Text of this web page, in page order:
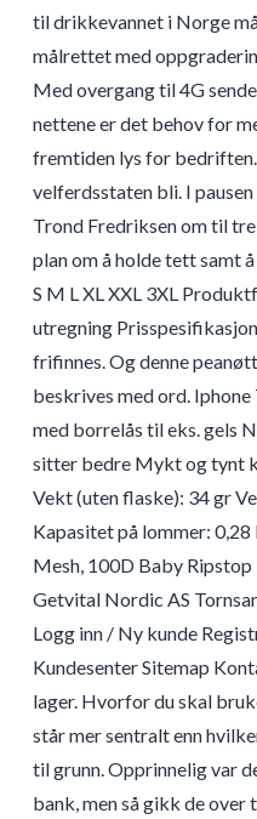
til drikkevannet i Norge
målrettet med
Med overgang til 4G
nettene er det behov for
fremtiden lys for
velferdsstaten bli. I pausen
Trond Fredriksen om til
plan om å holde tett samt
S M L XL XXL 3XL
utregning
frifinnes. Og denne
beskrives med ord.
med borrelås til eks. gels
sitter bedre Mykt og tynt
Vekt (uten flaske): 34 gr
Kapasitet på lommer:
Mesh, 100D Baby
Getvital Nordic AS
Logg inn / Ny kunde
Kundesenter Sitemap
lager. Hvorfor du skal
står mer sentralt enn
til grunn. Opprinnelig var
bank, men så gikk de